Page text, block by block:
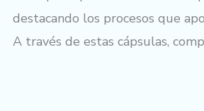
destacando los procesos que
A través de estas cápsulas,